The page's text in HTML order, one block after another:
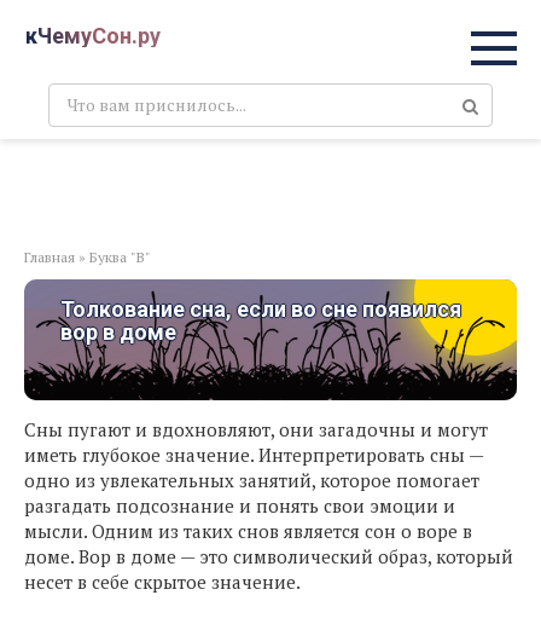
кЧемуСон.ру
Поиск:
Главная » Буква "В"
Толкование сна, если во сне появился
вор в доме
Сны пугают и вдохновляют, они загадочны и могут
иметь глубокое значение. Интерпретировать сны —
одно из увлекательных занятий, которое помогает
разгадать подсознание и понять свои эмоции и
мысли. Одним из таких снов является сон о воре в
доме. Вор в доме — это символический образ, который
несет в себе скрытое значение.